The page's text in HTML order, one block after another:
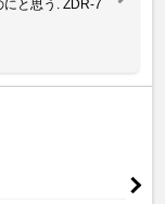
と思う. ZDR-7